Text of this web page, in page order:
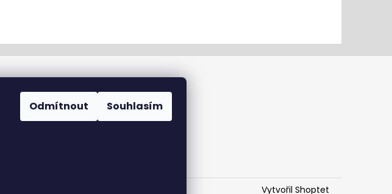
Odmítnout Souhlasím
@cyklotomek.cz
Vytvořil Shoptet